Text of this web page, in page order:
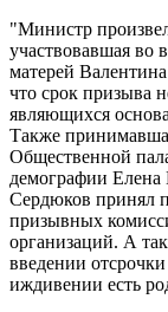
"Министр произвел
участвовавшая во
матерей
что срок призыва
являющихся
Также
Общественной
демографии Елена
Сердюков принял
призывных
организаций. А
введении
иждивении есть